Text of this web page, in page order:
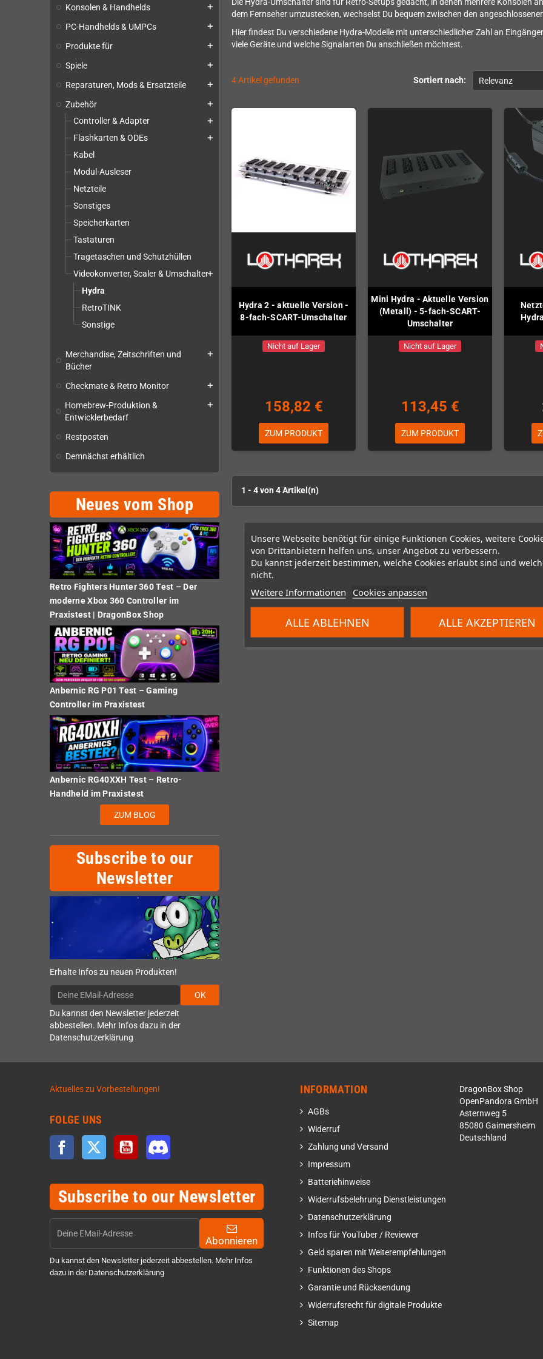
Unsere Webseite benötigt für einige Funktionen Cookies, weitere
von Drittanbietern helfen uns, unser Angebot zu verbessern.
Du kannst jederzeit bestimmen, welche Cookies erlaubt sind und
nicht.
Weitere Informationen Cookies anpassen
ALLE ABLEHNEN ALLE AKZEPTIEREN
Konsolen & Handhelds add
PC-Handhelds & UMPCs add
Produkte für add
Spiele add
Reparaturen, Mods & Ersatzteile add
Zubehör add
Controller & Adapter add
Flashkarten & ODEs add
Kabel
Modul-Ausleser
Netzteile
Sonstiges
Speicherkarten
Tastaturen
Tragetaschen und Schutzhüllen
Videokonverter, Scaler & Umschalteradd
Hydra
RetroTINK
Sonstige
Merchandise, Zeitschriften und
Bücher
add
Checkmate & Retro Monitor add
Homebrew-Produktion &
Entwicklerbedarf
add
Restposten
Demnächst erhältlich
Neues vom Shop
Retro Fighters Hunter 360 Test – Der
moderne Xbox 360 Controller im
Praxistest | DragonBox Shop
Anbernic RG P01 Test – Gaming
Controller im Praxistest
Anbernic RG40XXH Test – Retro-
Handheld im Praxistest
ZUM BLOG
Subscribe to our
Newsletter
Erhalte Infos zu neuen Produkten!
OK
Du kannst den Newsletter jederzeit
abbestellen. Mehr Infos dazu in der
Datenschutzerklärung
Die Hydra-Umschalter sind für Retro-Setups gedacht, in denen mehrere Konsolen
dem Fernseher umzustecken, wechselst Du bequem zwischen den
Hier findest Du verschiedene Hydra-Modelle mit unterschiedlicher Zahl an
viele Geräte und welche Signalarten Du anschließen möchtest.
Sortiert nach: Relevanz
4 Artikel gefunden
Hydra 2 - aktuelle Version -
8-fach-SCART-Umschalter
Nicht auf Lager
158,82 €
ZUM PRODUKT
Mini Hydra - Aktuelle Version
(Metall) - 5-fach-SCART-
Umschalter
Nicht auf Lager
113,45 €
ZUM PRODUKT
1 - 4 von 4 Artikel(n)
Aktuelles zu Vorbestellungen!
FOLGE UNS
Facebook Twitter YouTube
Subscribe to our Newsletter
Abonnieren
Du kannst den Newsletter jederzeit abbestellen. Mehr Infos
dazu in der Datenschutzerklärung
INFORMATION
AGBs
Widerruf
Zahlung und Versand
Impressum
Batteriehinweise
Widerrufsbelehrung Dienstleistungen
Datenschutzerklärung
Infos für YouTuber / Reviewer
Geld sparen mit Weiterempfehlungen
Funktionen des Shops
Garantie und Rücksendung
Widerrufsrecht für digitale Produkte
Sitemap
DragonBox Shop
OpenPandora GmbH
Asternweg 5
85080 Gaimersheim
Deutschland